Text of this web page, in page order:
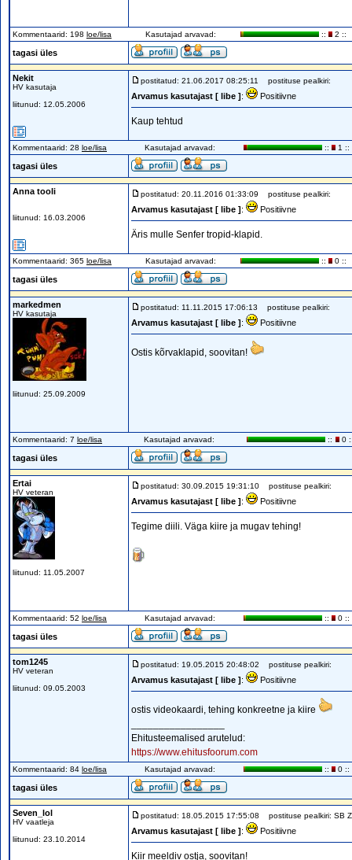
Kommentaarid: 198 loe/lisa Kasutajad arvavad: :: 2 ::
tagasi üles
Nekit
HV kasutaja
liitunud: 12.05.2006
postitatud: 21.06.2017 08:25:11 postituse pealkiri:
Arvamus kasutajast [ libe ]: Positiivne
Kaup tehtud
Kommentaarid: 28 loe/lisa Kasutajad arvavad: :: 1 ::
tagasi üles
Anna tooli
liitunud: 16.03.2006
postitatud: 20.11.2016 01:33:09 postituse pealkiri:
Arvamus kasutajast [ libe ]: Positiivne
Äris mulle Senfer tropid-klapid.
Kommentaarid: 365 loe/lisa Kasutajad arvavad: :: 0 ::
tagasi üles
markedmen
HV kasutaja
liitunud: 25.09.2009
postitatud: 11.11.2015 17:06:13 postituse pealkiri:
Arvamus kasutajast [ libe ]: Positiivne
Ostis kõrvaklapid, soovitan!
Kommentaarid: 7 loe/lisa Kasutajad arvavad: :: 0
tagasi üles
Ertai
HV veteran
liitunud: 11.05.2007
postitatud: 30.09.2015 19:31:10 postituse pealkiri:
Arvamus kasutajast [ libe ]: Positiivne
Tegime diili. Väga kiire ja mugav tehing!
Kommentaarid: 52 loe/lisa Kasutajad arvavad: :: 0 ::
tagasi üles
tom1245
HV veteran
liitunud: 09.05.2003
postitatud: 19.05.2015 20:48:02 postituse pealkiri:
Arvamus kasutajast [ libe ]: Positiivne
ostis videokaardi, tehing konkreetne ja kiire
Ehitusteemalised arutelud:
https://www.ehitusfoorum.com
Kommentaarid: 84 loe/lisa Kasutajad arvavad: :: 0 ::
tagasi üles
Seven_lol
HV vaatleja
liitunud: 23.10.2014
postitatud: 18.05.2015 17:55:08 postituse pealkiri: SB
Arvamus kasutajast [ libe ]: Positiivne
Kiir meeldiv ostja, soovitan!